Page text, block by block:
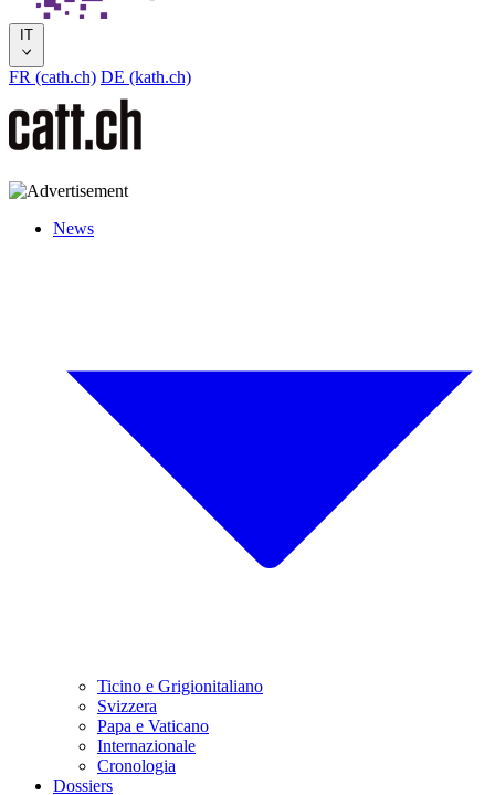
IT
FR (cath.ch) DE (kath.ch)
News
Ticino e Grigionitaliano
Svizzera
Papa e Vaticano
Internazionale
Cronologia
Dossiers